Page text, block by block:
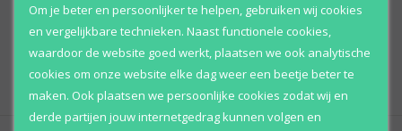
100% originele Afhalen
Qshops Keurmerk
Om je beter en persoonlijker te helpen, gebruiken wij cookies
en vergelijkbare technieken. Naast functionele cookies,
waardoor de website goed werkt, plaatsen we ook analytische
cookies om onze website elke dag weer een beetje beter te
maken. Ook plaatsen we persoonlijke cookies zodat wij en
derde partijen jouw internetgedrag kunnen volgen en